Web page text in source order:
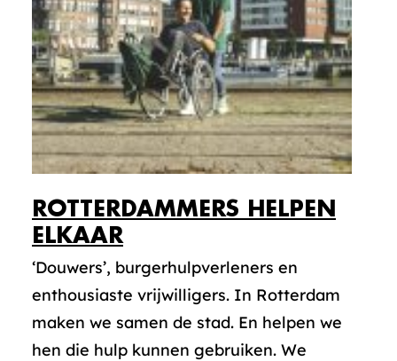
ROTTERDAMMERS HELPEN
ELKAAR
‘Douwers’, burgerhulpverleners en
enthousiaste vrijwilligers. In Rotterdam
maken we samen de stad. En helpen we
hen die hulp kunnen gebruiken. We